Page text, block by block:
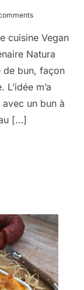
cuisine Vegan
Natura
de bun, façon
m’a
un bun à
[…]